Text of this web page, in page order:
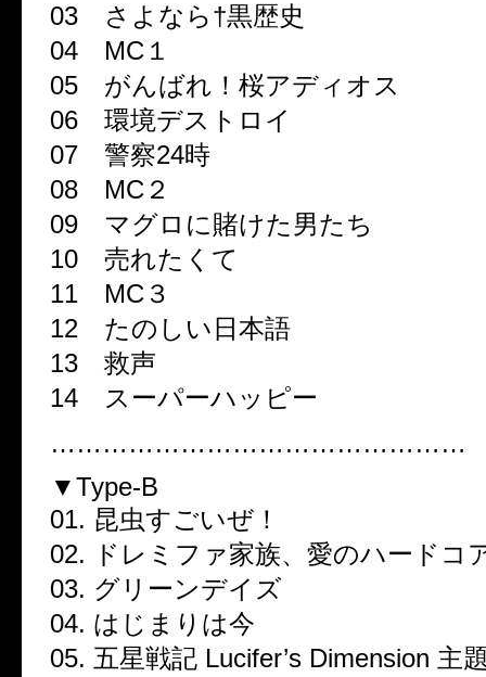
03 さよなら†黒歴史
04 MC１
05 がんばれ！桜アディオス
06 環境デストロイ
07 警察24時
08 MC２
09 マグロに賭けた男たち
10 売れたくて
11 MC３
12 たのしい日本語
13 救声
14 スーパーハッピー
…………………………………………
▼Type-B
01. 昆虫すごいぜ！
02. ドレミファ家族、愛のハードコ
03. グリーンデイズ
04. はじまりは今
05. 五星戦記 Lucifer’s Dimension 主